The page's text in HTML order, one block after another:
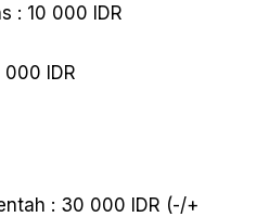
: 10 000 IDR
IDR
: 30 000 IDR (-/+